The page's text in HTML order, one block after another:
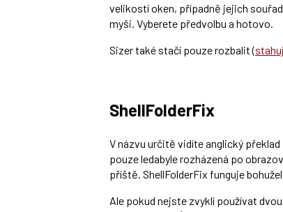
velikostí oken, případně jejich
myši. Vyberete předvolbu a hotovo.
Sizer také stačí pouze rozbalit (
ShellFolderFix
V názvu určitě vidíte anglický překlad
pouze ledabyle rozházená po
příště. ShellFolderFix funguje
Ale pokud nejste zvyklí používat